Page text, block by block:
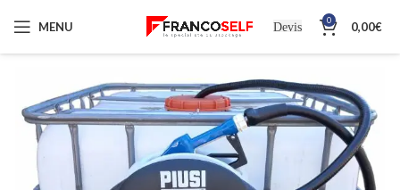
MENU Devis 0 0,00€